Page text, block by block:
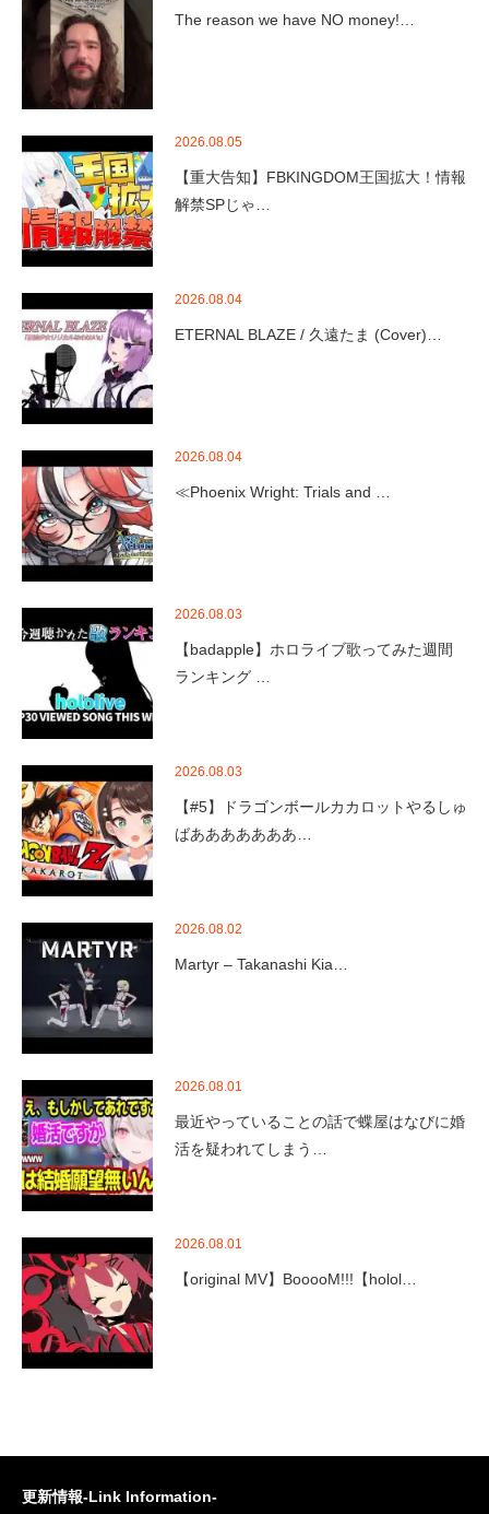
The reason we have NO money!…
2026.08.05
【重大告知】FBKINGDOM王国拡大！情報
解禁SPじゃ…
2026.08.04
ETERNAL BLAZE / 久遠たま (Cover)…
2026.08.04
≪Phoenix Wright: Trials and …
2026.08.03
【badapple】ホロライブ歌ってみた週間
ランキング …
2026.08.03
【#5】ドラゴンボールカカロットやるしゅ
ばあああああああ…
2026.08.02
Martyr – Takanashi Kia…
2026.08.01
最近やっていることの話で蝶屋はなびに婚
活を疑われてしまう…
2026.08.01
【original MV】BooooM!!!【holol…
更新情報-Link Information-